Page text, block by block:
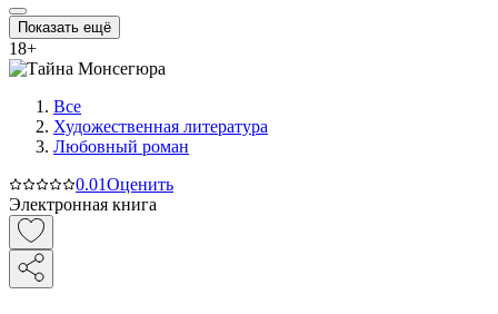
Показать ещё
18+
Все
Художественная литература
Любовный роман
0.01Оценить
Электронная книга